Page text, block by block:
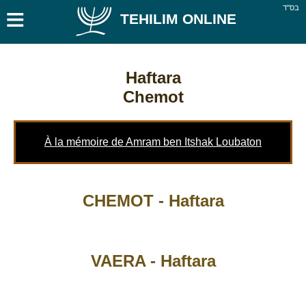
בס''ד ≡ TEHILIM ONLINE
Haftara
Chemot
À la mémoire de Amram ben Itshak Loubaton
CHEMOT - Haftara
VAERA - Haftara